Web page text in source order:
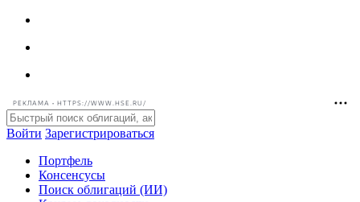
РЕКЛАМА • HTTPS://WWW.HSE.RU/
Войти Зарегистрироваться